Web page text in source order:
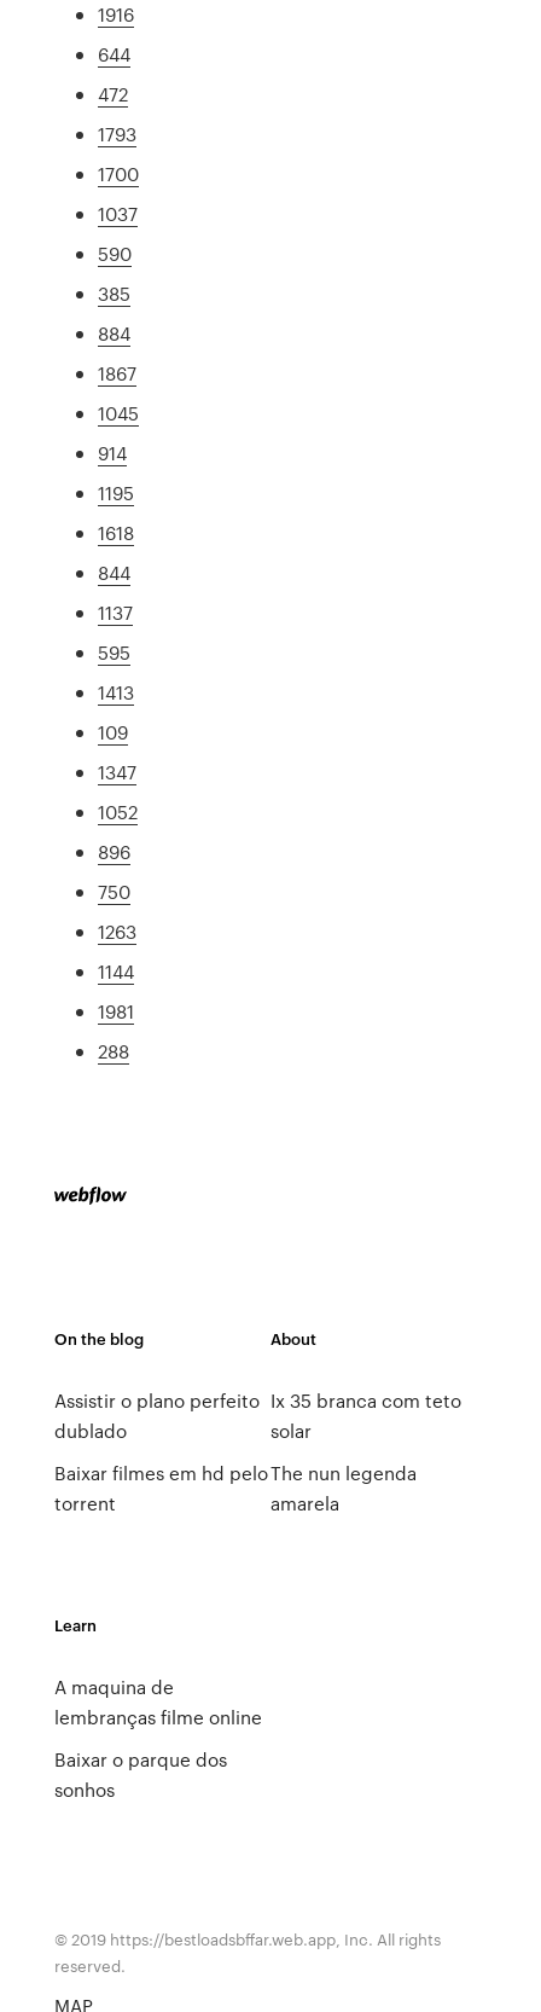
1916
644
472
1793
1700
1037
590
385
884
1867
1045
914
1195
1618
844
1137
595
1413
109
1347
1052
896
750
1263
1144
1981
288
On the blog
Assistir o plano perfeito
dublado
Baixar filmes em hd pelo
torrent
About
Ix 35 branca com teto
solar
The nun legenda
amarela
Learn
A maquina de
lembranças filme online
Baixar o parque dos
sonhos
© 2019 https://bestloadsbffar.web.app, Inc. All rights
reserved.
MAP